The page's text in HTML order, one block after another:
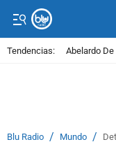
Tendencias: Abelardo
Blu Radio / Mundo /